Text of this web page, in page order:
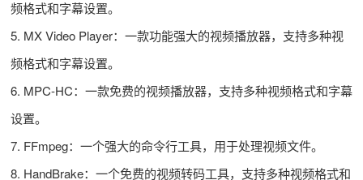
频格式和字幕设置。
5. MX Video Player：一款功能强大的视频播放器，支持多种视
频格式和字幕设置。
6. MPC-HC：一款免费的视频播放器，支持多种视频格式和字幕
设置。
7. FFmpeg：一个强大的命令行工具，用于处理视频文件。
8. HandBrake：一个免费的视频转码工具，支持多种视频格式和